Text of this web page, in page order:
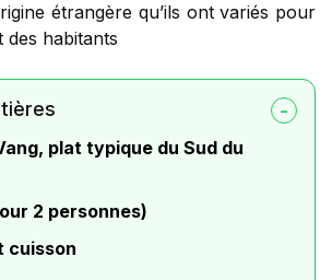
étrangère qu’ils ont variés pour
des habitants
plat typique du Sud du
2 personnes)
cuisson